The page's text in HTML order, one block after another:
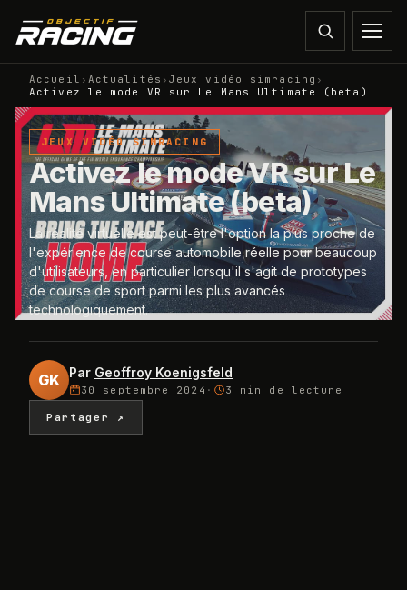
Accueil › Actualités › Jeux vidéo simracing ›
Activez le mode VR sur Le Mans Ultimate (beta)
JEUX VIDÉO SIMRACING
Activez le mode VR sur Le
Mans Ultimate (beta)
La réalité virtuelle est peut-être l'option la plus proche de
l'expérience de course automobile réelle pour beaucoup
d'utilisateurs, en particulier lorsqu'il s'agit de prototypes
de course de sport parmi les plus avancés
technologiquement.
GK Par Geoffroy Koenigsfeld
30 septembre 2024 · 3 min de lecture
Partager ↗